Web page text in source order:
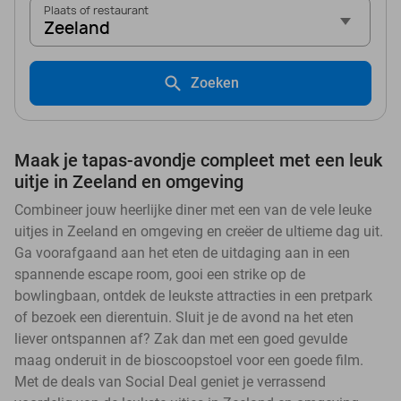
Plaats of restaurant
Zeeland
Zoeken
Maak je tapas-avondje compleet met een leuk
uitje in Zeeland en omgeving
Combineer jouw heerlijke diner met een van de vele leuke
uitjes in Zeeland en omgeving en creëer de ultieme dag uit.
Ga voorafgaand aan het eten de uitdaging aan in een
spannende escape room, gooi een strike op de
bowlingbaan, ontdek de leukste attracties in een pretpark
of bezoek een dierentuin. Sluit je de avond na het eten
liever ontspannen af? Zak dan met een goed gevulde
maag onderuit in de bioscoopstoel voor een goede film.
Met de deals van Social Deal geniet je verrassend